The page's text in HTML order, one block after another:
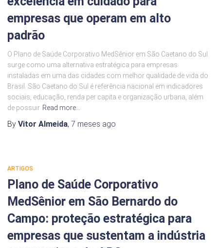
empresas que operam em alto
padrão
O Plano de Saúde Corporativo MedSênior em São Caetano do Sul
surge como uma alternativa estratégica para empresas
instaladas em uma das cidades com melhor qualidade de vida do
Brasil. São Caetano do Sul é referência nacional em indicadores
sociais, educação, renda per capita e organização urbana, além
de possuir Read more…
By Vitor Almeida, 7 meses ago
ARTIGOS
Plano de Saúde Corporativo
MedSênior em São Bernardo do
Campo: proteção estratégica para
empresas que sustentam a indústria